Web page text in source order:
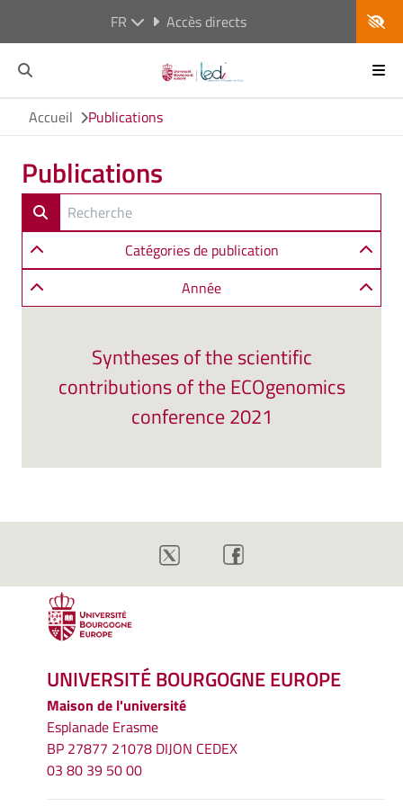
FR Accès directs
Accueil Publications
Publications
Catégories de publication
Année
Syntheses of the scientific
contributions of the ECOgenomics
conference 2021
UNIVERSITÉ BOURGOGNE EUROPE
Maison de l'université
Esplanade Erasme
BP 27877 21078 DIJON CEDEX
03 80 39 50 00